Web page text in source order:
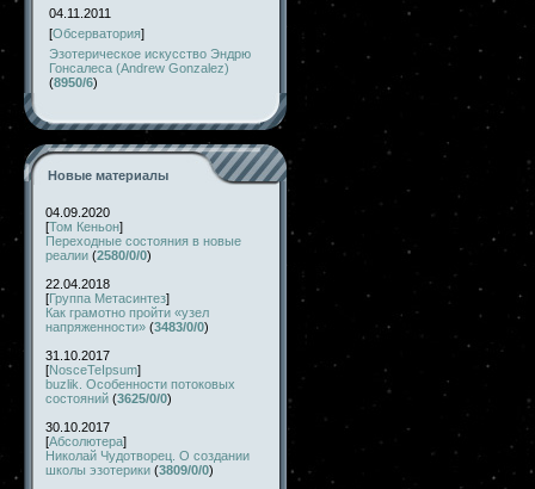
04.11.2011
[Обсерватория]
Эзотерическое искусство Эндрю
Гонсалеса (Andrew Gonzalez)
(8950/6)
Новые материалы
04.09.2020
[Том Кеньон]
Переходные состояния в новые
реалии (2580/0/0)
22.04.2018
[Группа Метасинтез]
Как грамотно пройти «узел
напряженности» (3483/0/0)
31.10.2017
[NosceTeIpsum]
buzlik. Особенности потоковых
состояний (3625/0/0)
30.10.2017
[Абсолютера]
Николай Чудотворец. О создании
школы эзотерики (3809/0/0)